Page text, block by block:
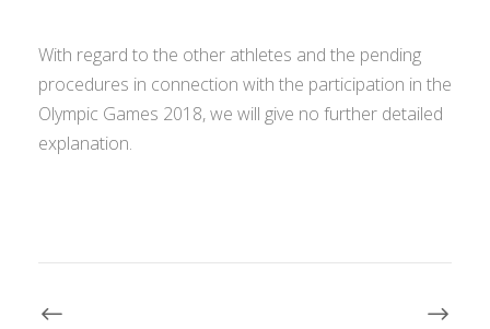
With regard to the other athletes and the pending
procedures in connection with the participation in the
Olympic Games 2018, we will give no further detailed
explanation.